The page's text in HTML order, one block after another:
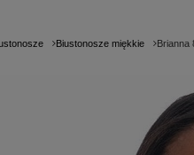
Biustonosze miękkie Brianna